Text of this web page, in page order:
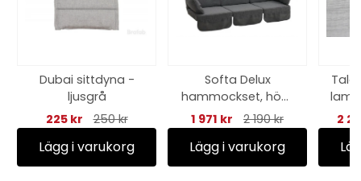
Dubai sittdyna -
ljusgrå
225 kr
250 kr
Lägg i varukorg
Softa Delux
hammockset, högt
- grå
1 971 kr 2 190 kr
Lägg i varukorg
2